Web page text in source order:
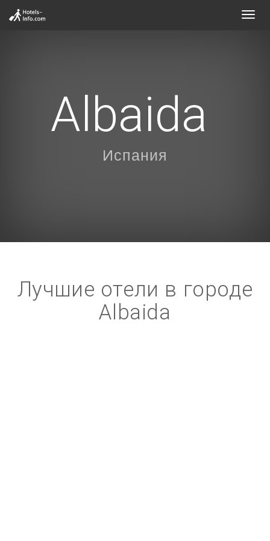
Albaida
Испания
Лучшие отели в городе
Albaida